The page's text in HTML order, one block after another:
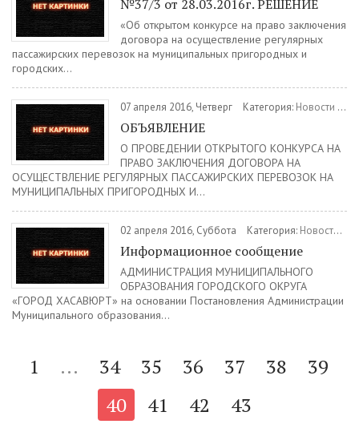
№37/3 от 28.03.2016г. РЕШЕНИЕ
«Об открытом конкурсе на право заключения
договора на осуществление регулярных
пассажирских перевозок на муниципальных пригородных и
городских...
07 апреля 2016, Четверг Категория: Новости
ОБЪЯВЛЕНИЕ
О ПРОВЕДЕНИИ ОТКРЫТОГО КОНКУРСА НА
ПРАВО ЗАКЛЮЧЕНИЯ ДОГОВОРА НА
ОСУЩЕСТВЛЕНИЕ РЕГУЛЯРНЫХ ПАССАЖИРСКИХ ПЕРЕВОЗОК НА
МУНИЦИПАЛЬНЫХ ПРИГОРОДНЫХ И...
02 апреля 2016, Суббота Категория: Новости /
Информационное сообщение
АДМИНИСТРАЦИЯ МУНИЦИПАЛЬНОГО
ОБРАЗОВАНИЯ ГОРОДСКОГО ОКРУГА
«ГОРОД ХАСАВЮРТ» на основании Постановления Администрации
Муниципального образования...
1 ... 34 35 36 37 38
39
40
41 42 43